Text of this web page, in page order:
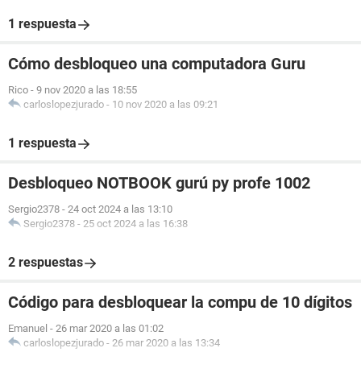
1 respuesta
Cómo desbloqueo una computadora Guru
Rico - 9 nov 2020 a las 18:55
carloslopezjurado - 10 nov 2020 a las 09:21
1 respuesta
Desbloqueo NOTBOOK gurú py profe 1002
Sergio2378 - 24 oct 2024 a las 13:10
Sergio2378 - 25 oct 2024 a las 16:38
2 respuestas
Código para desbloquear la compu de 10 dígitos
Emanuel - 26 mar 2020 a las 01:02
carloslopezjurado - 26 mar 2020 a las 13:34